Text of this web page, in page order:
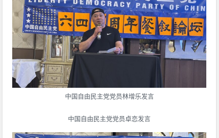
中国自由民主党党员林增乐发言
中国自由民主党党员卓恋发言